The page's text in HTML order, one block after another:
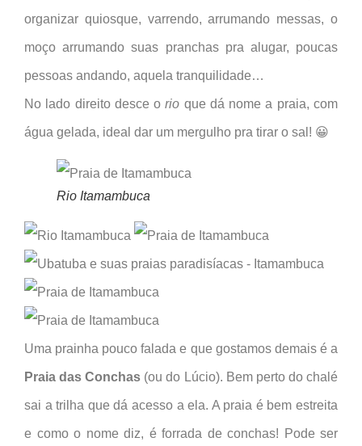
organizar quiosque, varrendo, arrumando messas, o
moço arrumando suas pranchas pra alugar, poucas
pessoas andando, aquela tranquilidade…
No lado direito desce orio que dá nome a praia, com
água gelada, ideal dar um mergulho pra tirar o sal! 😀
Rio Itamambuca
Uma prainha pouco falada e que gostamos demais é a
Praia das Conchas (ou do Lúcio). Bem perto do chalé
sai a trilha que dá acesso a ela. A praia é bem estreita
e como o nome diz, é forrada de conchas! Pode ser